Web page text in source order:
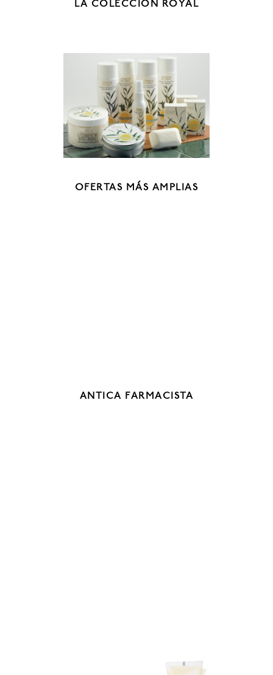
LA COLECCIÓN ROYAL
OFERTAS MÁS AMPLIAS
ANTICA FARMACISTA